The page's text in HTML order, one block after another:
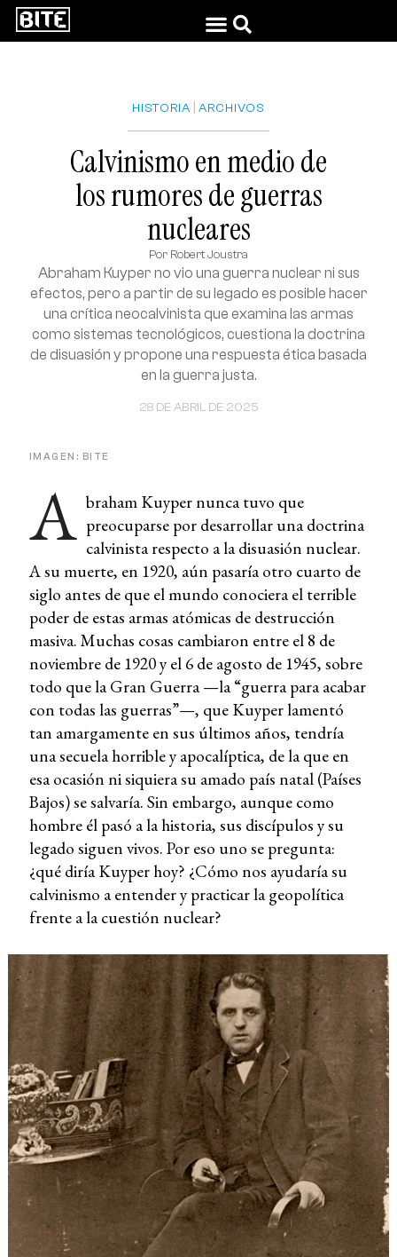
HISTORIA ARCHIVOS
Calvinismo en medio de
los rumores de guerras
nucleares
Por Robert Joustra
28 DE ABRIL DE 2025
Abraham Kuyper no vio una guerra nuclear ni sus
efectos, pero a partir de su legado es posible hacer
una crítica neocalvinista que examina las armas
como sistemas tecnológicos, cuestiona la doctrina
de disuasión y propone una respuesta ética basada
en la guerra justa.
IMAGEN: BITE
A braham Kuyper nunca tuvo que
preocuparse por desarrollar una doctrina
calvinista respecto a la disuasión nuclear.
A su muerte, en 1920, aún pasaría otro cuarto de
siglo antes de que el mundo conociera el terrible
poder de estas armas atómicas de destrucción
masiva. Muchas cosas cambiaron entre el 8 de
noviembre de 1920 y el 6 de agosto de 1945, sobre
todo que la Gran Guerra —la “guerra para acabar
con todas las guerras”—, que Kuyper lamentó
tan amargamente en sus últimos años, tendría
una secuela horrible y apocalíptica, de la que en
esa ocasión ni siquiera su amado país natal (Países
Bajos) se salvaría. Sin embargo, aunque como
hombre él pasó a la historia, sus discípulos y su
legado siguen vivos. Por eso uno se pregunta:
¿qué diría Kuyper hoy? ¿Cómo nos ayudaría su
calvinismo a entender y practicar la geopolítica
frente a la cuestión nuclear?